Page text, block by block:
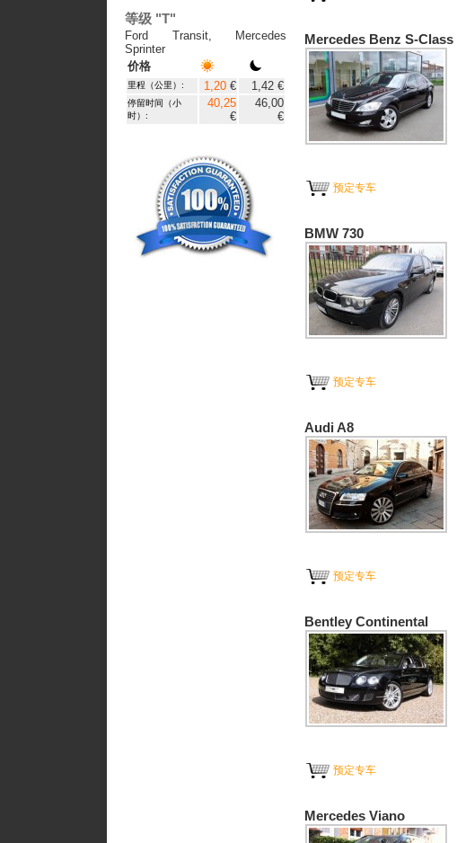
Mercedes Benz S-Class
预定专车
BMW 730
预定专车
Audi A8
预定专车
Bentley Continental
预定专车
Mercedes Viano
等级 "T"
Ford Transit, Mercedes
Sprinter
价格
里程（公里）: 1,20 € 1,42 €
停留时间（小
时）:
40,25
€
46,00
€